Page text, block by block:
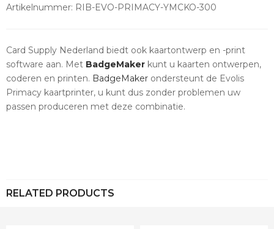
Artikelnummer: RIB-EVO-PRIMACY-YMCKO-300
Card Supply Nederland biedt ook kaartontwerp en -print
software aan. Met BadgeMaker kunt u kaarten ontwerpen,
coderen en printen. BadgeMaker ondersteunt de Evolis
Primacy kaartprinter, u kunt dus zonder problemen uw
passen produceren met deze combinatie.
RELATED PRODUCTS